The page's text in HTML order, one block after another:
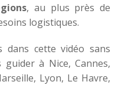
, au plus près de
logistiques.
dans cette vidéo sans
à Nice, Cannes,
Lyon, Le Havre,